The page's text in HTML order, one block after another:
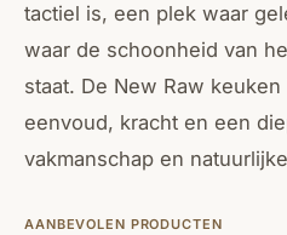
tactiel is, een plek waar
waar de schoonheid van
staat. De New Raw
eenvoud, kracht en een
vakmanschap en
AANBEVOLEN PRODUCTEN